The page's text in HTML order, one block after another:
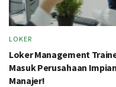
LOKER
Loker Management
Masuk Perusahaan
Manajer!